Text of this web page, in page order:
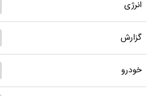
انرژی
گزارش
خودرو